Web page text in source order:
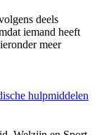
deels
iemand heeft
meer
hulpmiddelen